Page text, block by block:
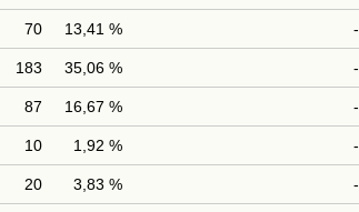
70 13,41 % -
183 35,06 % -
87 16,67 % -
10 1,92 % -
20 3,83 % -